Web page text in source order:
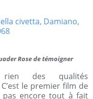
Rose de témoigner
des qualités
le premier film de
pas encore tout à fait